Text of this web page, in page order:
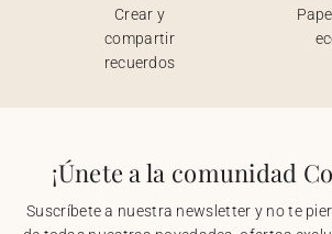
Crear y
compartir
recuerdos
¡Únete a la comunidad
Suscríbete a nuestra newsletter y no te